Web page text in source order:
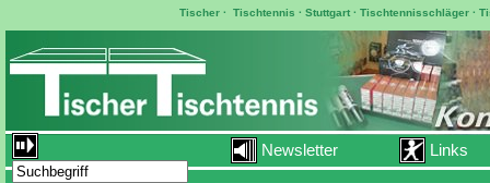
Tischer ·Tischtennis ·Stuttgart ·Tischtennisschläger ·
Newsletter Links